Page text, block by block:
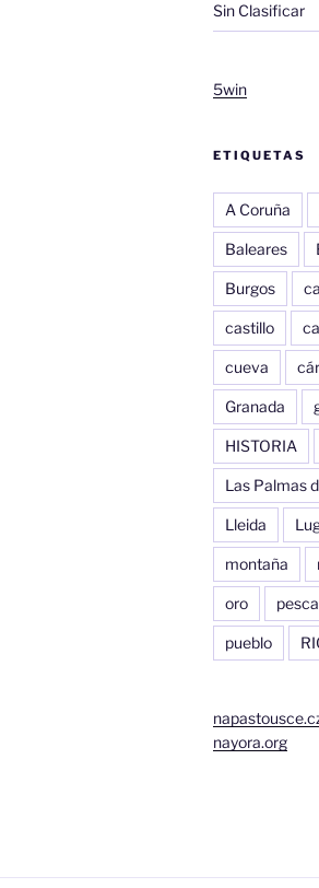
Sin Clasificar
5win
ETIQUETAS
A Coruña
Baleares
Burgos
castillo
cueva
Granada
HISTORIA
Las Palmas
Lleida
montaña
oro pesca
pueblo
nayora.org